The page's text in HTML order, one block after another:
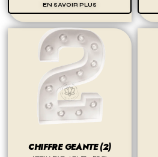
EN SAVOIR PLUS
CHIFFRE GEANTE (2)